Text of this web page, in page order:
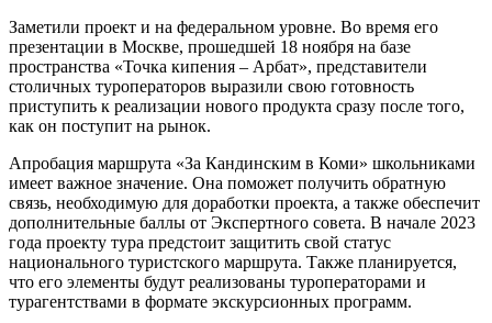
Заметили проект и на федеральном уровне. Во время его
презентации в Москве, прошедшей 18 ноября на базе
пространства «Точка кипения – Арбат», представители
столичных туроператоров выразили свою готовность
приступить к реализации нового продукта сразу после того,
как он поступит на рынок.
Апробация маршрута «За Кандинским в Коми» школьниками
имеет важное значение. Она поможет получить обратную
связь, необходимую для доработки проекта, а также обеспечит
дополнительные баллы от Экспертного совета. В начале 2023
года проекту тура предстоит защитить свой статус
национального туристского маршрута. Также планируется,
что его элементы будут реализованы туроператорами и
турагентствами в формате экскурсионных программ.